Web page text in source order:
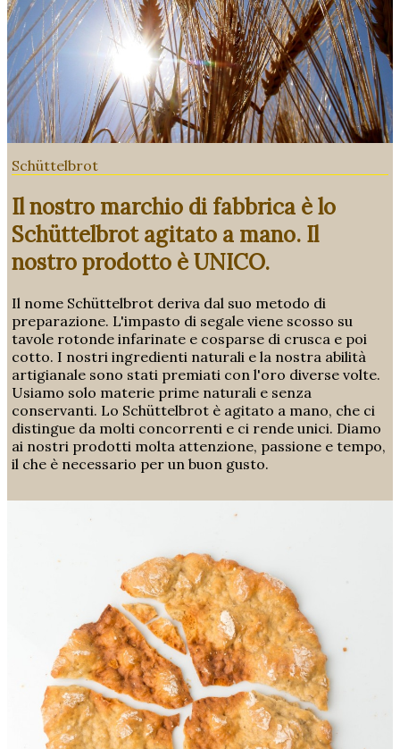
Schüttelbrot
Il nostro marchio di fabbrica è lo
Schüttelbrot agitato a mano. Il
nostro prodotto è UNICO.
Il nome Schüttelbrot deriva dal suo metodo di
preparazione. L'impasto di segale viene scosso su
tavole rotonde infarinate e cosparse di crusca e poi
cotto. I nostri ingredienti naturali e la nostra abilità
artigianale sono stati premiati con l'oro diverse volte.
Usiamo solo materie prime naturali e senza
conservanti. Lo Schüttelbrot è agitato a mano, che ci
distingue da molti concorrenti e ci rende unici. Diamo
ai nostri prodotti molta attenzione, passione e tempo,
il che è necessario per un buon gusto.